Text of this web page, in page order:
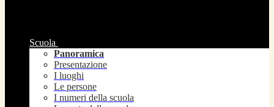
Scuola
Panoramica
Presentazione
I luoghi
Le persone
I numeri della scuola